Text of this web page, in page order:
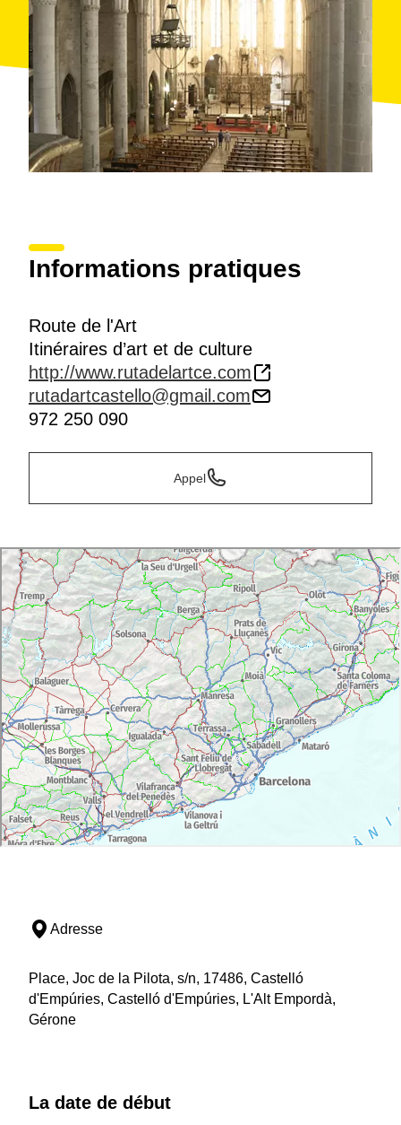
Informations pratiques
Route de l'Art
Itinéraires d’art et de culture
http://www.rutadelartce.com
rutadartcastello@gmail.com
972 250 090
Appel
Adresse
Place, Joc de la Pilota, s/n, 17486, Castelló
d'Empúries, Castelló d'Empúries, L'Alt Empordà,
Gérone
La date de début